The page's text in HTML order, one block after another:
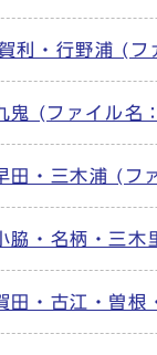
利・行野浦 (
(ファイル名
・三木浦 (フ
・名柄・三
・古江・曽